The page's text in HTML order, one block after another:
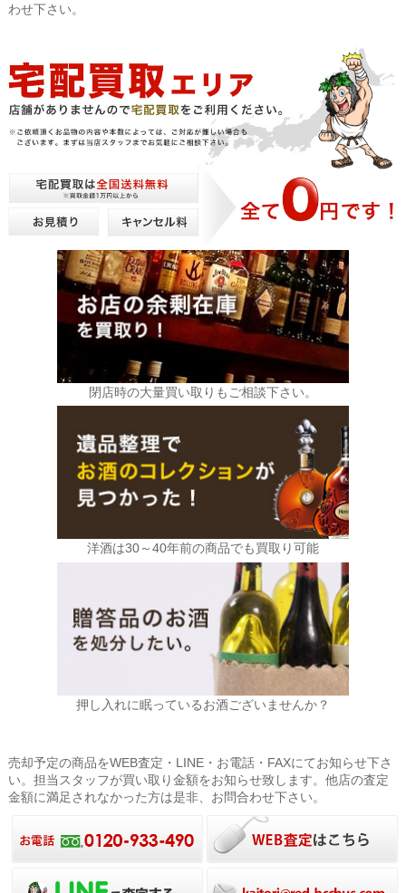
わせ下さい。
閉店時の大量買い取りもご相談下さい。
洋酒は30～40年前の商品でも買取り可能
押し入れに眠っているお酒ございませんか？
売却予定の商品をWEB査定・LINE・お電話・FAXにてお知らせ下さ
い。担当スタッフが買い取り金額をお知らせ致します。他店の査定
金額に満足されなかった方は是非、お問合わせ下さい。